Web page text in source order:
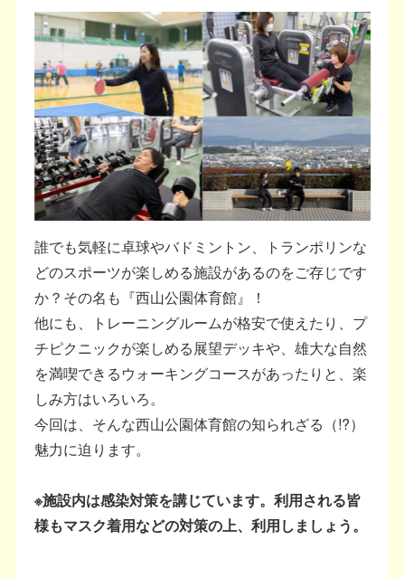
誰でも気軽に卓球やバドミントン、トランポリンな
どのスポーツが楽しめる施設があるのをご存じです
か？その名も『西山公園体育館』！
他にも、トレーニングルームが格安で使えたり、プ
チピクニックが楽しめる展望デッキや、雄大な自然
を満喫できるウォーキングコースがあったりと、楽
しみ方はいろいろ。
今回は、そんな西山公園体育館の知られざる（!?）
魅力に迫ります。
※施設内は感染対策を講じています。利用される皆
様もマスク着用などの対策の上、利用しましょう。